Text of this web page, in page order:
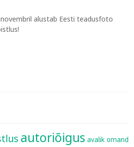
novembril alustab Eesti teadusfoto
autoriõigus avalik omand